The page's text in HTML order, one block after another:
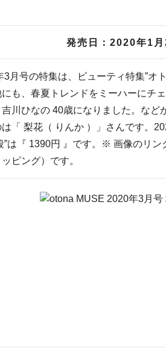
発売日：2020年1月
3月号の特集は、ビューティ特集”オ
にも、春夏トレンドをミーハーにチ
吉川ひなの 40歳になりました。など
「 梨花（ りんか ）」さんです。
”は『 1390円 』です。※ 画像のリン
ッピング）です。